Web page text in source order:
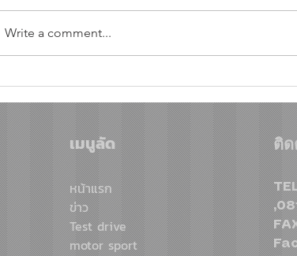
เอ็มจี ประกาศความสำเร็จครึ่ง
ปีแรก โตแรง 67% เหนือ
กระแสตลาด พร้อมปรับเป้า
ใหม่ 36,000 คัน เดินเกมด้วย
“DUAL-MARKET”รุกหนักทั้ง
แมส และพรีเมียม
จาก
เลือ
เลิก
คันใ
ทุกอ
Write a comment...
เมนูลัด
หน้าแรก
ข่าว
Test drive
motor sport
ติด